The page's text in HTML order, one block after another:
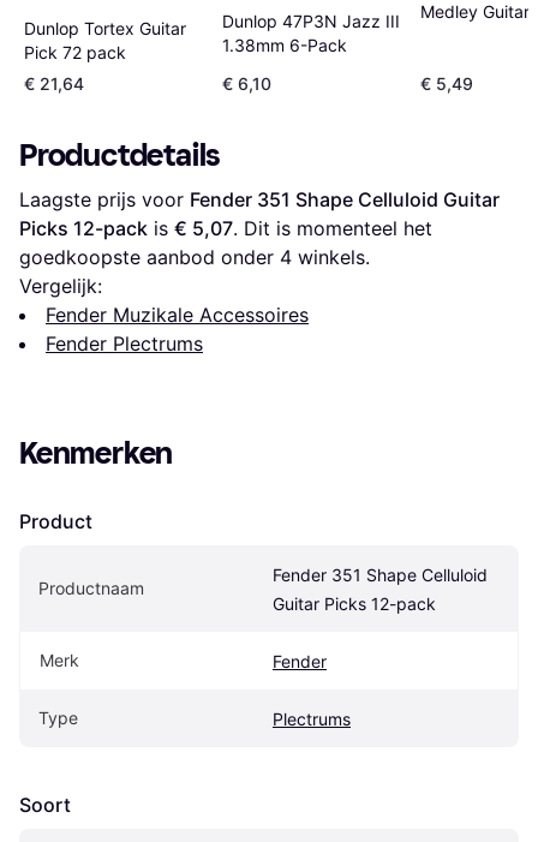
Dunlop Tortex Guitar
Pick 72 pack
€ 21,64
Dunlop ‎47P3N Jazz III
1.38mm 6-Pack
€ 6,10
Medley Guitar
€ 5,49
Productdetails
Laagste prijs voor Fender 351 Shape Celluloid Guitar
Picks 12-pack is € 5,07. Dit is momenteel het
goedkoopste aanbod onder 4 winkels.
Vergelijk:
Fender Muzikale Accessoires
Fender Plectrums
Kenmerken
Product
Productnaam
Fender 351 Shape Celluloid
Guitar Picks 12-pack
Merk Fender
Type Plectrums
Soort